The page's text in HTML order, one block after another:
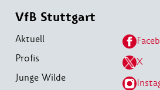
VfB Stuttgart
Aktuell
Profis
Junge Wilde
X